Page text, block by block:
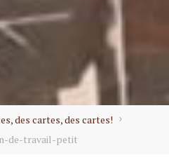
des cartes, des cartes!
de-travail-petit